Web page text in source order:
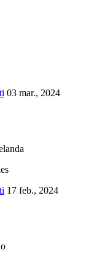
03 mar., 2024
17 feb., 2024